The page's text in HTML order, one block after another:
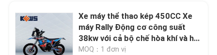
Liên hệ chúng tôi
Blog
Xe máy thể thao kép 450CC Xe
máy Rally Động cơ công suất
38kw với cả bộ chế hòa khí và hai
tùy chọn Efi
MOQ：1 đơn vị